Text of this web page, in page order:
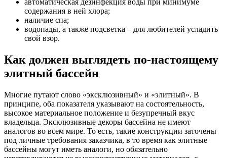
содержания в ней хлора;
наличие спа;
водопады, а также подсветка – для любителей усладить
свой взор.
Как должен выглядеть по-настоящему
элитный бассейн
Многие путают слово «эксклюзивный» и «элитный». В
принципе, оба показателя указывают на состоятельность,
высокое материальное положение и безупречный вкус
владельца. Эксклюзивные декоры бассейна не имеют
аналогов во всем мире. То есть, такие конструкции заточены
под личные требования заказчика, в то время как элитные
бассейны могут иметь аналоги, но обязательно